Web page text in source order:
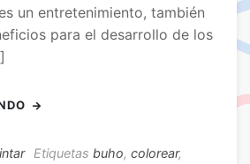
un entretenimiento, también
para el desarrollo de los
Etiquetas buho, colorear,